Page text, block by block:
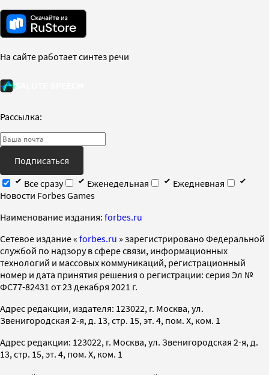
На сайте работает синтез речи
Рассылка:
Подписаться
Все сразу
Еженедельная
Ежедневная
Новости Forbes Games
Наименование издания: forbes.ru
Cетевое издание « forbes.ru » зарегистрировано Федеральной
службой по надзору в сфере связи, информационных
технологий и массовых коммуникаций, регистрационный
номер и дата принятия решения о регистрации: серия Эл №
ФС77-82431 от 23 декабря 2021 г.
Адрес редакции, издателя: 123022, г. Москва, ул.
Звенигородская 2-я, д. 13, стр. 15, эт. 4, пом. X, ком. 1
Адрес редакции: 123022, г. Москва, ул. Звенигородская 2-я, д.
13, стр. 15, эт. 4, пом. X, ком. 1